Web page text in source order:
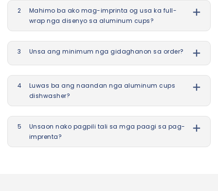
2
Mahimo ba ako mag-imprinta og usa ka full-
wrap nga disenyo sa aluminum cups?
3 Unsa ang minimum nga gidaghanon sa order?
4
Luwas ba ang naandan nga aluminum cups
dishwasher?
5
Unsaon nako pagpili tali sa mga paagi sa pag-
imprenta?